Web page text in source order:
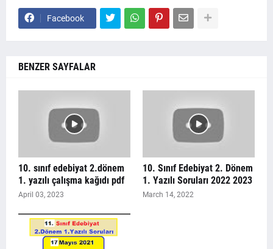
Facebook
BENZER SAYFALAR
10. sınıf edebiyat 2.dönem
1. yazılı çalışma kağıdı pdf
April 03, 2023
10. Sınıf Edebiyat 2. Dönem
1. Yazılı Soruları 2022 2023
March 14, 2022